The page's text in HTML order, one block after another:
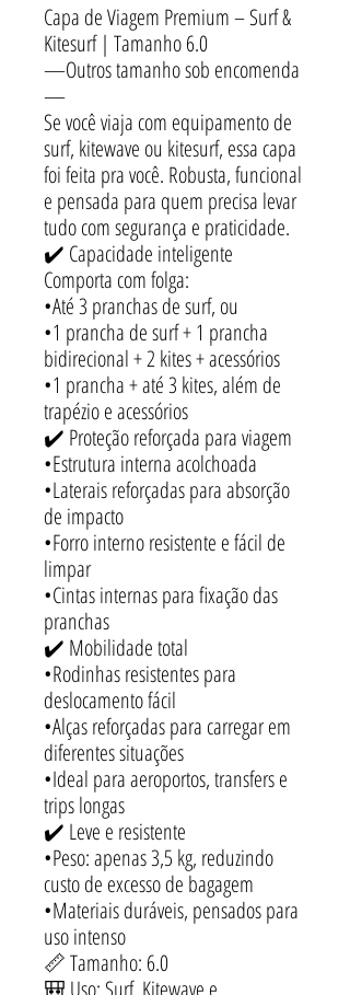
Capa de Viagem Premium – Surf &
Kitesurf | Tamanho 6.0
—Outros tamanho sob encomenda
—
Se você viaja com equipamento de
surf, kitewave ou kitesurf, essa capa
foi feita pra você. Robusta, funcional
e pensada para quem precisa levar
tudo com segurança e praticidade.
✔️ Capacidade inteligente
Comporta com folga:
•Até 3 pranchas de surf, ou
•1 prancha de surf + 1 prancha
bidirecional + 2 kites + acessórios
•1 prancha + até 3 kites, além de
trapézio e acessórios
✔️ Proteção reforçada para viagem
•Estrutura interna acolchoada
•Laterais reforçadas para absorção
de impacto
•Forro interno resistente e fácil de
limpar
•Cintas internas para fixação das
pranchas
✔️ Mobilidade total
•Rodinhas resistentes para
deslocamento fácil
•Alças reforçadas para carregar em
diferentes situações
•Ideal para aeroportos, transfers e
trips longas
✔️ Leve e resistente
•Peso: apenas 3,5 kg, reduzindo
custo de excesso de bagagem
•Materiais duráveis, pensados para
uso intenso
📏 Tamanho: 6.0
🎒 Uso: Surf, Kitewave e